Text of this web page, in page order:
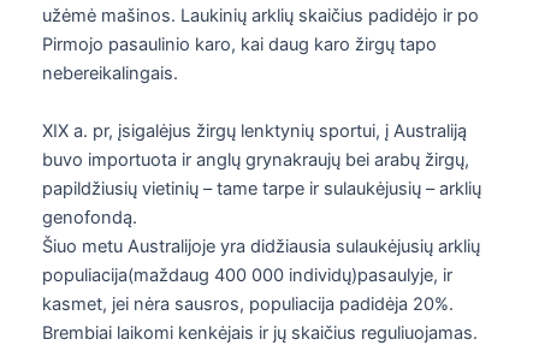
užėmė mašinos. Laukinių arklių skaičius padidėjo ir po
Pirmojo pasaulinio karo, kai daug karo žirgų tapo
nebereikalingais.
XIX a. pr, įsigalėjus žirgų lenktynių sportui, į Australiją
buvo importuota ir anglų grynakraujų bei arabų žirgų,
papildžiusių vietinių – tame tarpe ir sulaukėjusių – arklių
genofondą.
Šiuo metu Australijoje yra didžiausia sulaukėjusių arklių
populiacija(maždaug 400 000 individų)pasaulyje, ir
kasmet, jei nėra sausros, populiacija padidėja 20%.
Brembiai laikomi kenkėjais ir jų skaičius reguliuojamas.